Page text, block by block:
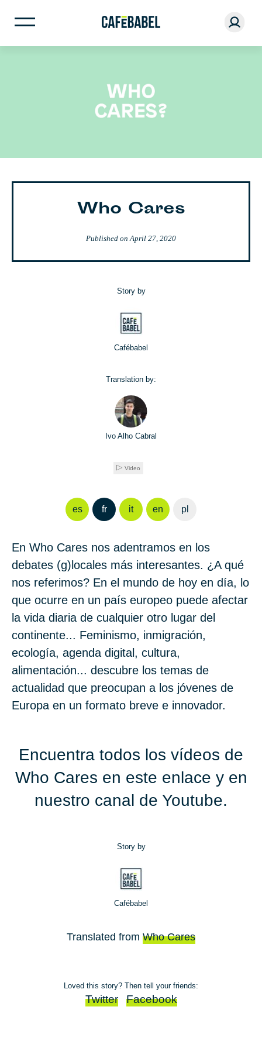
Who Cares
Published on April 27, 2020
Story by
Cafébabel
Translation by:
Ivo Alho Cabral
Video
es fr it en pl
En Who Cares nos adentramos en los
debates (g)locales más interesantes. ¿A qué
nos referimos? En el mundo de hoy en día, lo
que ocurre en un país europeo puede afectar
la vida diaria de cualquier otro lugar del
continente... Feminismo, inmigración,
ecología, agenda digital, cultura,
alimentación... descubre los temas de
actualidad que preocupan a los jóvenes de
Europa en un formato breve e innovador.
Encuentra todos los vídeos de
Who Cares en este enlace y en
nuestro canal de Youtube.
Story by
Cafébabel
Translated from Who Cares
Loved this story? Then tell your friends:
Twitter Facebook